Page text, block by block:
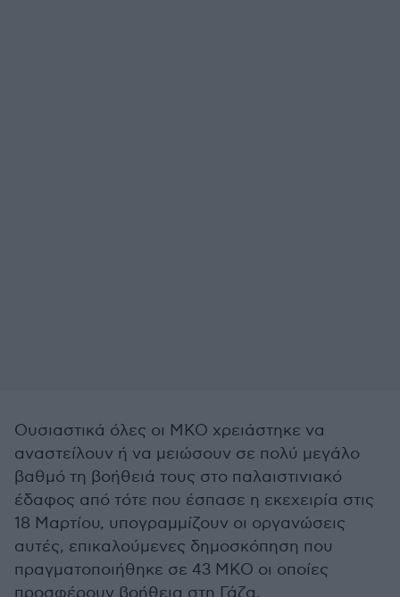
Ουσιαστικά όλες οι ΜΚΟ χρειάστηκε να
αναστείλουν ή να μειώσουν σε πολύ μεγάλο
βαθμό τη βοήθειά τους στο παλαιστινιακό
έδαφος από τότε που έσπασε η εκεχειρία στις
18 Μαρτίου, υπογραμμίζουν οι οργανώσεις
αυτές, επικαλούμενες δημοσκόπηση που
πραγματοποιήθηκε σε 43 ΜΚΟ οι οποίες
προσφέρουν βοήθεια στη Γάζα.